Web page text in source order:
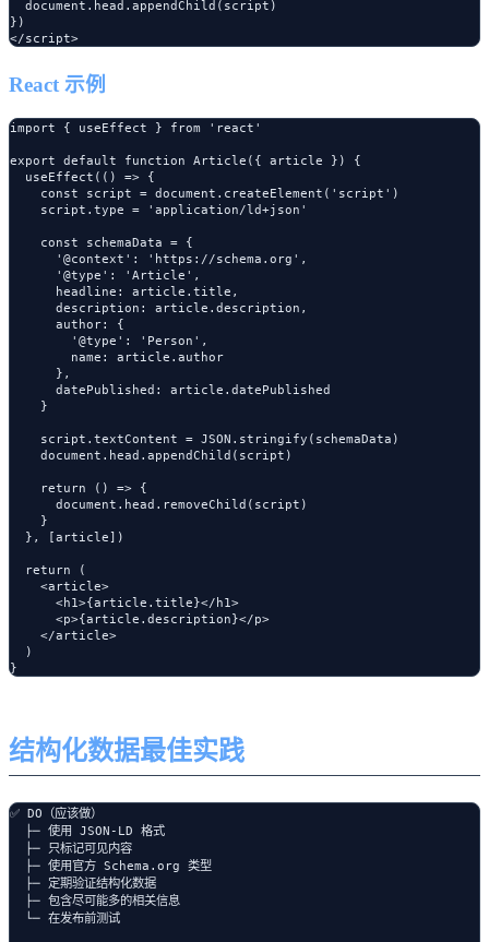
  document.head.appendChild(script)
})
React 示例
import { useEffect } from 'react'
export default function Article({ article }) {
  useEffect(() => {
    const script = document.createElement('script')
    script.type = 'application/ld+json'
    const schemaData = {
      '@context': 'https://schema.org',
      '@type': 'Article',
      headline: article.title,
      description: article.description,
      author: {
        '@type': 'Person',
        name: article.author
      },
      datePublished: article.datePublished
    }
    script.textContent = JSON.stringify(schemaData)
    document.head.appendChild(script)
    return () => {
      document.head.removeChild(script)
    }
  }, [article])
  return (
    <article>
      <h1>{article.title}</h1>
      <p>{article.description}</p>
    </article>
  )
结构化数据最佳实践
✅ DO（应该做）
  ├─ 使用 JSON-LD 格式
  ├─ 只标记可见内容
  ├─ 使用官方 Schema.org 类型
  ├─ 定期验证结构化数据
  ├─ 包含尽可能多的相关信息
  └─ 在发布前测试